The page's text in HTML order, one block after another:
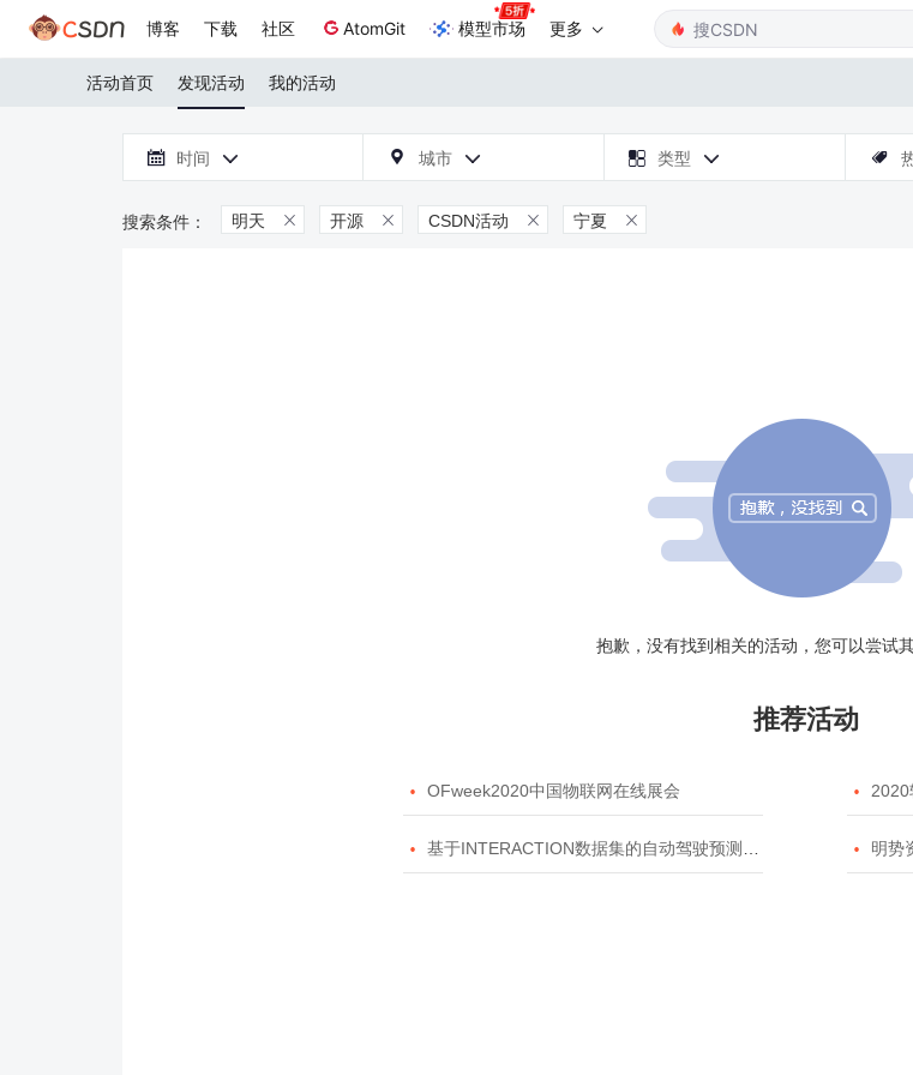
博客 下载 社区 AtomGit 模型市场 更多
活动首页 发现活动 我的活动
 时间   城市   类型  
明天  开源  CSDN活动  宁夏 
抱歉，没有找到相关的活动，您可以尝试
推荐活动
 OFweek2020中国物联网在线展会  2020
 基于INTERACTION数据集的自动驾驶预测模型挑战赛  明势